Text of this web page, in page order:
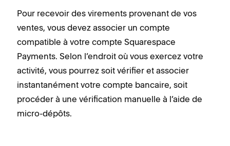
Pour recevoir des virements provenant de vos
ventes, vous devez associer un compte
compatible à votre compte Squarespace
Payments. Selon l’endroit où vous exercez votre
activité, vous pourrez soit vérifier et associer
instantanément votre compte bancaire, soit
procéder à une vérification manuelle à l’aide de
micro-dépôts.